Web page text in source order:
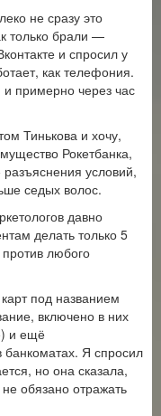
не сразу это
только брали —
и спросил у
как телефония.
примерно через час
Тинькова и хочу,
Рокетбанка,
условий,
седых волос.
давно
делать только 5
любого
под названием
включено в них
и ещё
Я спросил
но она сказала,
обязано отражать